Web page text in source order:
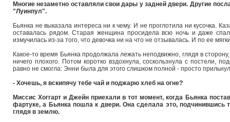
Многие незаметно оставляли свои дары у задней двери. Другие
"Луинпул".
Бьянка не выказала интереса ни к чему. И не проглотила ни кусочка.
оставалась рядом. Старая женщина просидела всю ночь и даже
измучилась из-за того, что девочка ни на что не отзывалась. И по ее
Какое-то время Бьянка продолжала лежать неподвижно, глядя в
ничего плохого. Потом коротко вздохнула, соскользнула с постели,
равно не смогла: Энни была для этого слишком полной - просто
- Хочешь, я вскипячу тебе чай и поджарю хлеб на огне?
Миссис Хоггарт и Джейн приехали в тот момент, когда Бьянка
фартуке, а Бьянка пошла к двери. Она сделала это, подчинившись
глядя в землю.